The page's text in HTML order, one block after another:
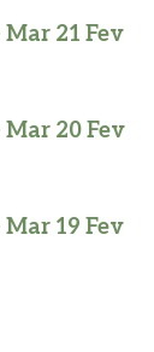
21 Fev
20 Fev
19 Fev